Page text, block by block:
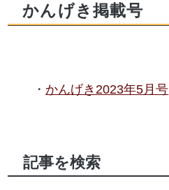
かんげき掲載号
かんげき2023年5月号
記事を検索